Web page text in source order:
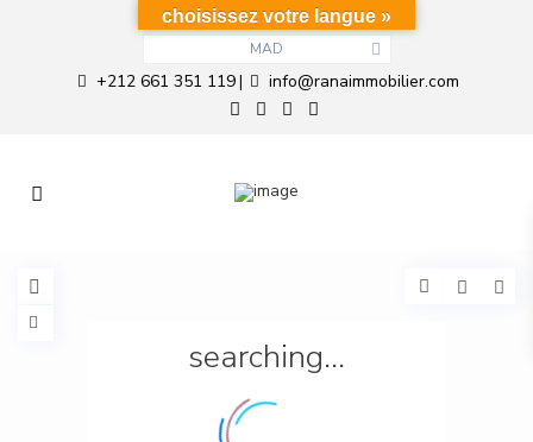
MAD
+212 661 351 119| info@ranaimmobilier.com
searching...
choisissez votre langue »